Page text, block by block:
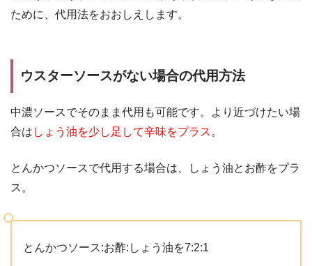
ために、代用法をおおしえします。
ウスターソースがない場合の代用方法
中濃ソースでそのまま代用も可能です。より近づけたい場
合は しょう油を少し足して辛味をプラス 。
とんかつソースで代用する場合は、しょう油とお酢をプラ
ス。
とんかつソース:お酢:しょう油を7:2:1